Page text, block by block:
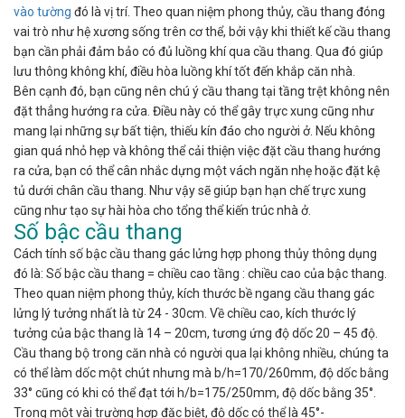
vào tường đó là vị trí. Theo quan niệm phong thủy, cầu thang đóng
vai trò như hệ xương sống trên cơ thể, bởi vậy khi thiết kế cầu thang
bạn cần phải đảm bảo có đủ luồng khí qua cầu thang. Qua đó giúp
lưu thông không khí, điều hòa luồng khí tốt đến khắp căn nhà.
Bên cạnh đó, bạn cũng nên chú ý cầu thang tại tầng trệt không nên
đặt thẳng hướng ra cửa. Điều này có thể gây trực xung cũng như
mang lại những sự bất tiện, thiếu kín đáo cho người ở. Nếu không
gian quá nhỏ hẹp và không thể cải thiện việc đặt cầu thang hướng
ra cửa, bạn có thể cân nhắc dựng một vách ngăn nhẹ hoặc đặt kệ
tủ dưới chân cầu thang. Như vậy sẽ giúp bạn hạn chế trực xung
cũng như tạo sự hài hòa cho tổng thể kiến trúc nhà ở.
Số bậc cầu thang
Cách tính số bậc cầu thang gác lửng hợp phong thủy thông dụng
đó là: Số bậc cầu thang = chiều cao tầng : chiều cao của bậc thang.
Theo quan niệm phong thủy, kích thước bề ngang cầu thang gác
lửng lý tưởng nhất là từ 24 - 30cm. Về chiều cao, kích thước lý
tưởng của bậc thang là 14 – 20cm, tương ứng độ dốc 20 – 45 độ.
Cầu thang bộ trong căn nhà có người qua lại không nhiều, chúng ta
có thể làm dốc một chút nhưng mà b/h=170/260mm, độ dốc bằng
33° cũng có khi có thể đạt tới h/b=175/250mm, độ dốc bằng 35°.
Trong một vài trường hợp đặc biệt, độ dốc có thể là 45°-